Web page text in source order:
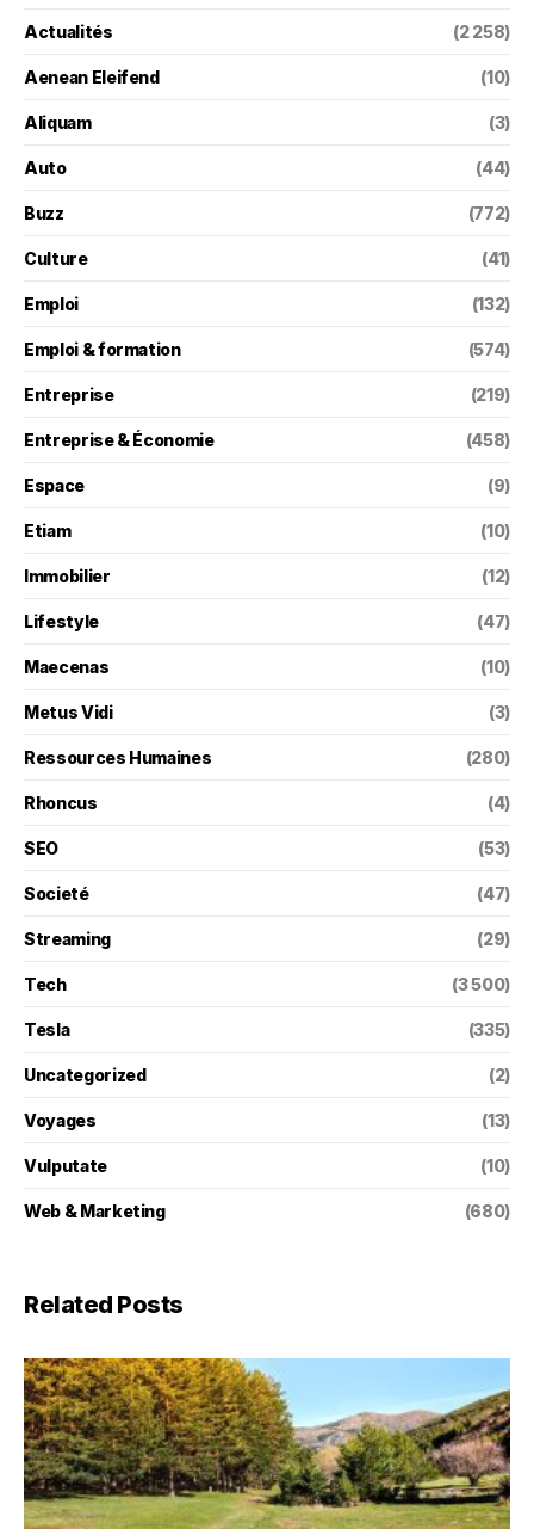
Actualités (2 258)
Aenean Eleifend (10)
Aliquam (3)
Auto (44)
Buzz (772)
Culture (41)
Emploi (132)
Emploi & formation (574)
Entreprise (219)
Entreprise & Économie (458)
Espace (9)
Etiam (10)
Immobilier (12)
Lifestyle (47)
Maecenas (10)
Metus Vidi (3)
Ressources Humaines (280)
Rhoncus (4)
SEO (53)
Societé (47)
Streaming (29)
Tech (3 500)
Tesla (335)
Uncategorized (2)
Voyages (13)
Vulputate (10)
Web & Marketing (680)
Related Posts